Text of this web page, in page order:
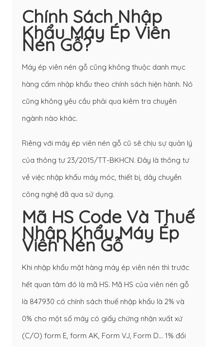
Chính Sách Nhập
Khẩu Máy Ép Viên
Nén Gỗ?
Máy ép viên nén gỗ cũng không thuộc danh mục
hàng cấm nhập khẩu theo chính sách hiện hành. Nó
cũng không yêu cầu phải qua kiêm tra chuyên
ngành nào khác.
Riêng với máy ép viên nén gỗ cũ sẽ chịu sự quản lý
của thông tư 23/2015/TT-BKHCN. Đây là thông tư
về việc nhập khẩu máy móc, thiết bị, dây chuyền
công nghệ đã qua sử dụng.
Mã HS Code Và Thuế
Nhập Khẩu Máy Ép
Viên Nén Gỗ
Khi nhập khẩu mặt hàng máy ép viên nén thì trước
hết quan tâm đó là mã HS. Mã HS của viên nén gỗ
là 847930 có chính sách thuế nhập khẩu là 2% và
0% cho một số máy có giấy chứng nhận xuất xứ
(C/O) form E, form AK, Form VJ, Form D… 1% đối